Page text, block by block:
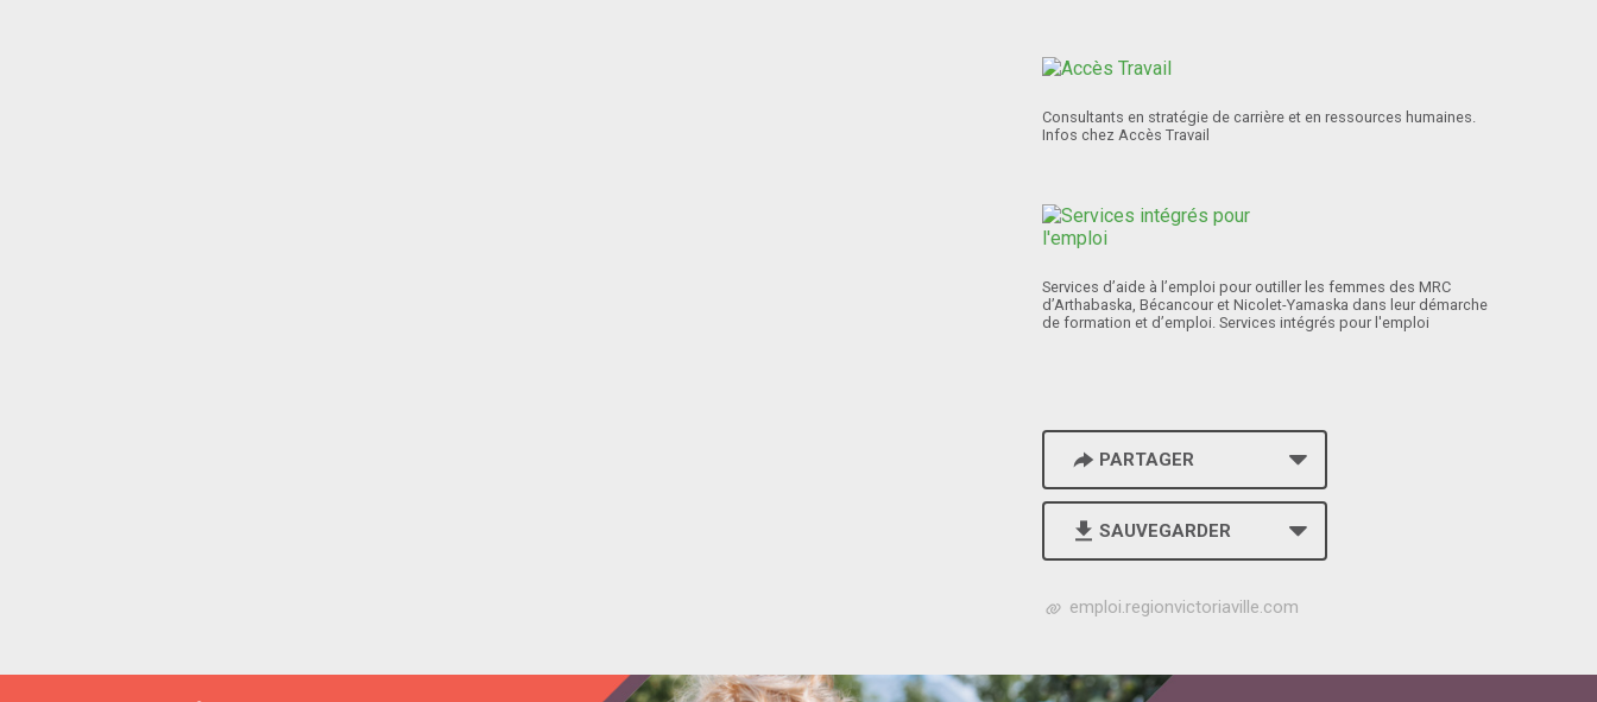
Consultants en stratégie de carrière et en ressources humaines.
Infos chez Accès Travail
Services d’aide à l’emploi pour outiller les femmes des MRC
d’Arthabaska, Bécancour et Nicolet-Yamaska dans leur démarche
de formation et d’emploi. Services intégrés pour l'emploi
PARTAGER
SAUVEGARDER
h
p
s
emploi.regionvictoriaville.com